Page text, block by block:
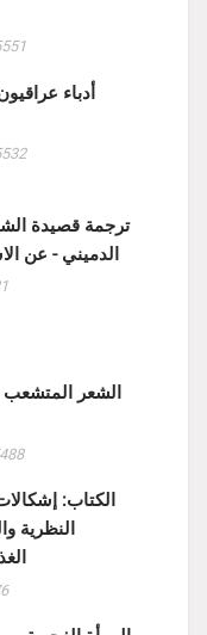
أدباء
ترجمة قصيدة
الدميني - عن
الشعر المتشعب
الكتاب:
النظرية